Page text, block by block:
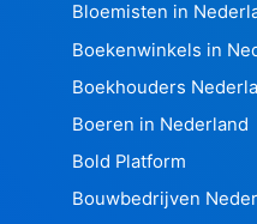
Bloemisten in
Boekenwinkels in
Boekhouders
Boeren in Nederland
Bold Platform
Bouwbedrijven